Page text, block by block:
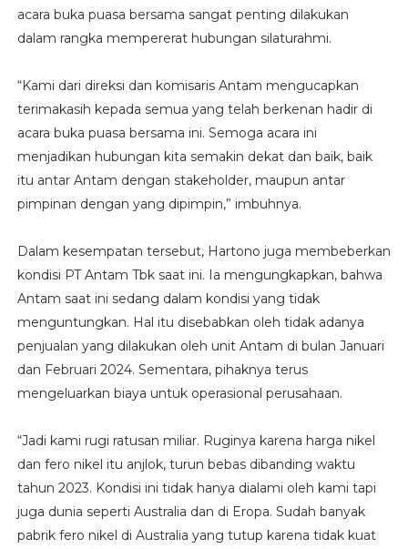
acara buka puasa bersama sangat penting dilakukan
dalam rangka mempererat hubungan silaturahmi.
“Kami dari direksi dan komisaris Antam mengucapkan
terimakasih kepada semua yang telah berkenan hadir di
acara buka puasa bersama ini. Semoga acara ini
menjadikan hubungan kita semakin dekat dan baik, baik
itu antar Antam dengan stakeholder, maupun antar
pimpinan dengan yang dipimpin,” imbuhnya.
Dalam kesempatan tersebut, Hartono juga membeberkan
kondisi PT Antam Tbk saat ini. Ia mengungkapkan, bahwa
Antam saat ini sedang dalam kondisi yang tidak
menguntungkan. Hal itu disebabkan oleh tidak adanya
penjualan yang dilakukan oleh unit Antam di bulan Januari
dan Februari 2024. Sementara, pihaknya terus
mengeluarkan biaya untuk operasional perusahaan.
“Jadi kami rugi ratusan miliar. Ruginya karena harga nikel
dan fero nikel itu anjlok, turun bebas dibanding waktu
tahun 2023. Kondisi ini tidak hanya dialami oleh kami tapi
juga dunia seperti Australia dan di Eropa. Sudah banyak
pabrik fero nikel di Australia yang tutup karena tidak kuat